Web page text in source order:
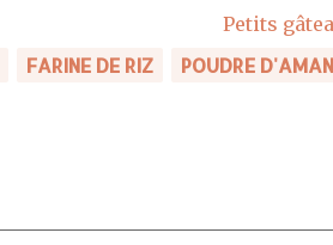
Petits
FARINE DE RIZ POUDRE